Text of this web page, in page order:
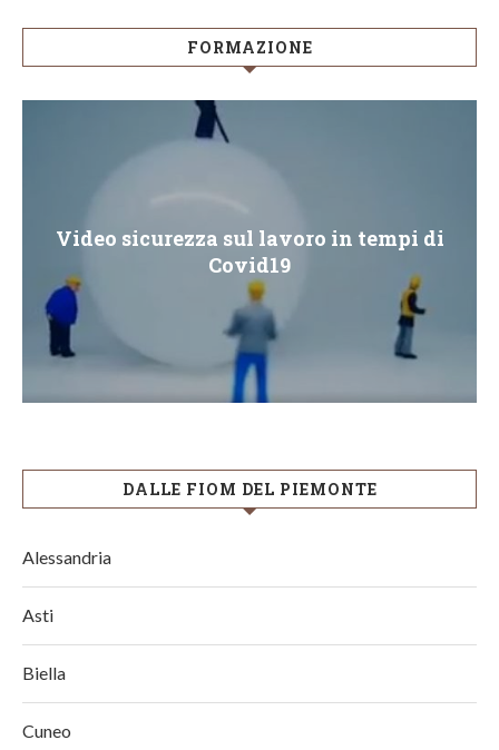
FORMAZIONE
Video sicurezza sul lavoro in tempi di
Covid19
DALLE FIOM DEL PIEMONTE
Alessandria
Asti
Biella
Cuneo